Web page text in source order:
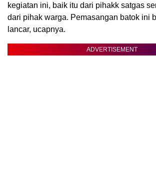
kegiatan ini, baik itu dari pihakk satgas
dari pihak warga. Pemasangan batok ini
lancar, ucapnya.
ADVERTISEMENT